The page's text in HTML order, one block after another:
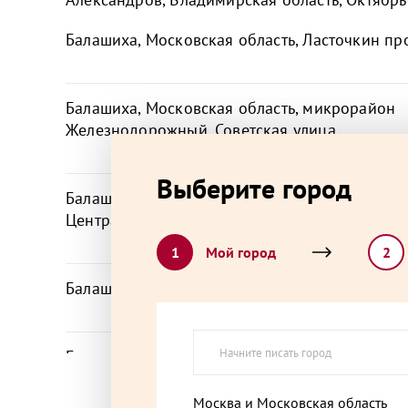
Балашиха, Московская область, Ласточкин
Балашиха, Московская область, микрорайон
Железнодорожный, Советская улица,
Балашиха, Московская область, микрорайон
Центральная улица, 37
Балашиха, Московская область, микрорайон
Балашиха, Московская область, Советская
Выберите город
1 Мой город 2
Москва и Московская область